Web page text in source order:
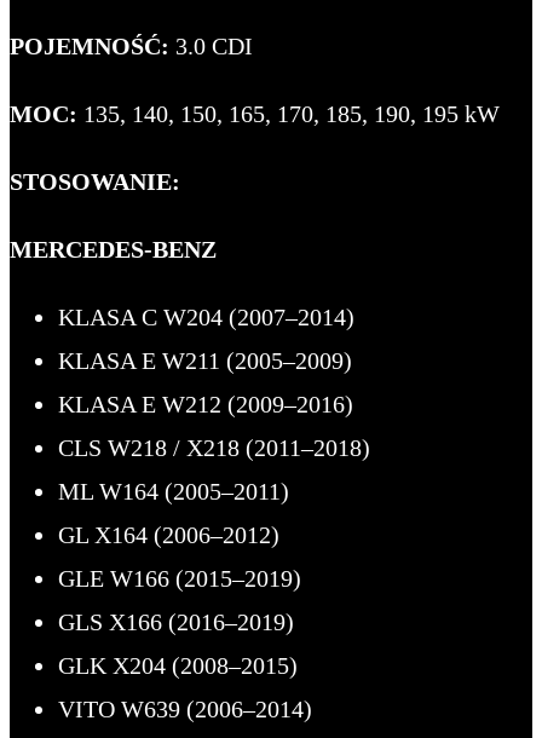
POJEMNOŚĆ: 3.0 CDI
MOC: 135, 140, 150, 165, 170, 185, 190, 195 kW
STOSOWANIE:
MERCEDES-BENZ
KLASA C W204 (2007–2014)
KLASA E W211 (2005–2009)
KLASA E W212 (2009–2016)
CLS W218 / X218 (2011–2018)
ML W164 (2005–2011)
GL X164 (2006–2012)
GLE W166 (2015–2019)
GLS X166 (2016–2019)
GLK X204 (2008–2015)
VITO W639 (2006–2014)